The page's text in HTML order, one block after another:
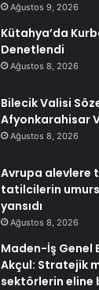
Ağustos 9, 2026
Kütahya’da
Denetlendi
Ağustos 8, 2026
Bilecik Valisi
Afyonkarahisar
Ağustos 8, 2026
Avrupa alevlere
tatilcilerin
yansıdı
Ağustos 8, 2026
Maden-İş Genel
Akçul: Stratejik
sektörlerin eline